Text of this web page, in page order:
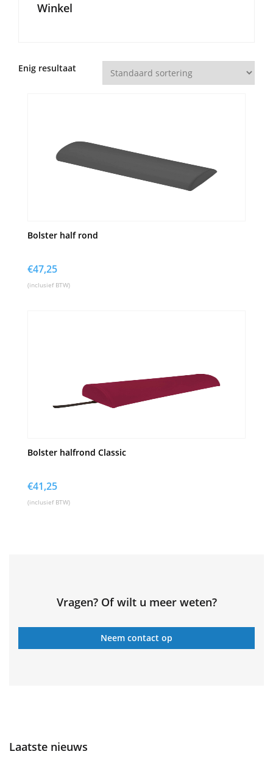
Winkel
Enig resultaat
Bolster half rond
€47,25
(inclusief BTW)
Bolster halfrond Classic
€41,25
(inclusief BTW)
Vragen? Of wilt u meer weten?
Neem contact op
Laatste nieuws